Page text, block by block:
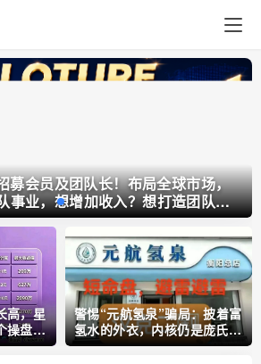
募会员及团队长！布局全球市场，
事业，想增加收入？想打造团队？
高，星
操盘
警惕“元航氢泉”骗局：披着富
氢水的外衣，内核仍是庞氏骗
局+传销架构